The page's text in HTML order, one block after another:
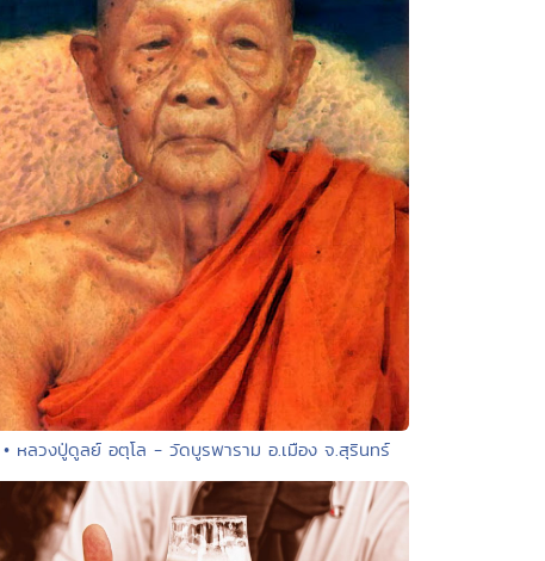
• หลวงปู่ดูลย์ อตุโล - วัดบูรพาราม อ.เมือง จ.สุรินทร์